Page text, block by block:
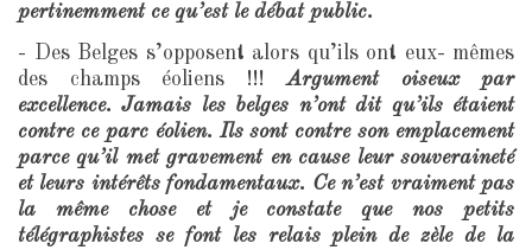
pertinemment ce qu’est le débat public.
- Des Belges s’opposent alors qu’ils ont eux- mêmes
des champs éoliens !!!Argument oiseux par
excellence. Jamais les belges n’ont dit qu’ils étaient
contre ce parc éolien. Ils sont contre son emplacement
parce qu’il met gravement en cause leur souveraineté
et leurs intérêts fondamentaux. Ce n’est vraiment pas
la même chose et je constate que nos petits
télégraphistes se font les relais plein de zèle de la